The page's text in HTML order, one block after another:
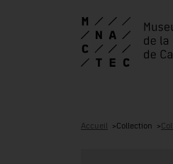
Accueil Collection